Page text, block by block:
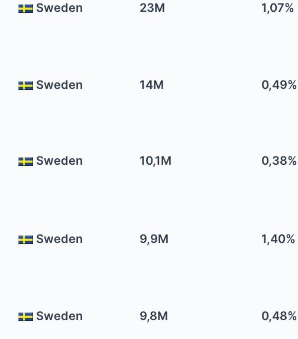
Sweden 23M 1,07%
Sweden 14M 0,49%
Sweden 10,1M 0,38%
Sweden 9,9M 1,40%
Sweden 9,8M 0,48%